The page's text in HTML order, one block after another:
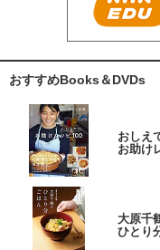
おすすめBooks＆DVDs
おしえ
お助け
大原千
ひとり